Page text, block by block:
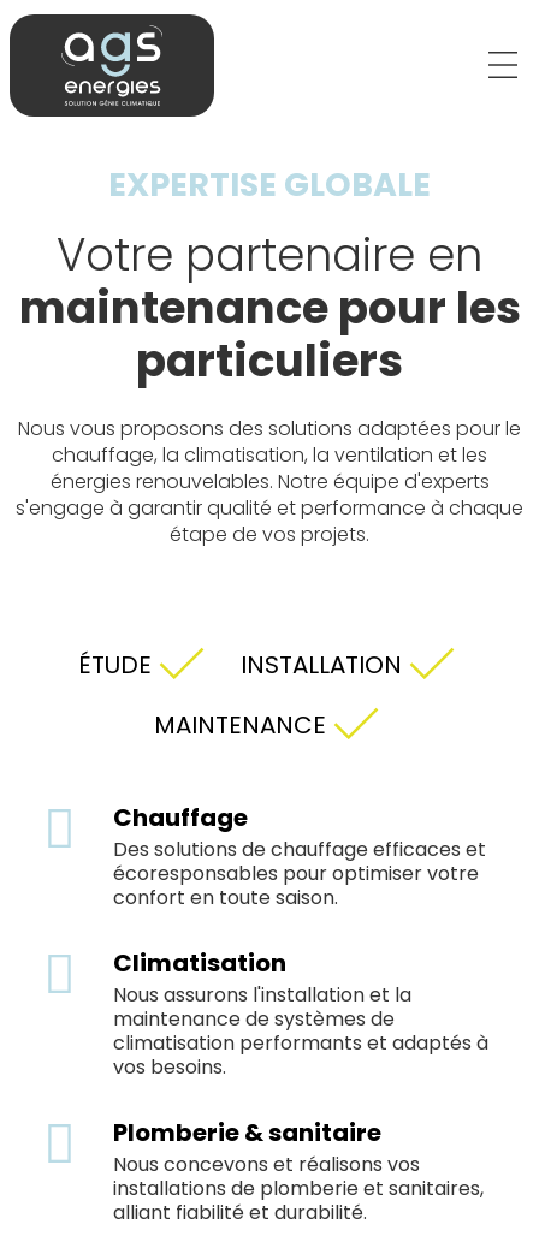
EXPERTISE GLOBALE
Votre partenaire en
maintenance pour les
particuliers
Nous vous proposons des solutions adaptées pour le
chauffage, la climatisation, la ventilation et les
énergies renouvelables. Notre équipe d'experts
s'engage à garantir qualité et performance à chaque
étape de vos projets.
ÉTUDE
INSTALLATION
MAINTENANCE
Chauffage
Des solutions de chauffage efficaces et
écoresponsables pour optimiser votre
confort en toute saison.
Climatisation
Nous assurons l'installation et la
maintenance de systèmes de
climatisation performants et adaptés à
vos besoins.
Plomberie & sanitaire
Nous concevons et réalisons vos
installations de plomberie et sanitaires,
alliant fiabilité et durabilité.